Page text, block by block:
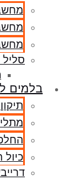
סליל
בלמים
תיקון ABS
כיול